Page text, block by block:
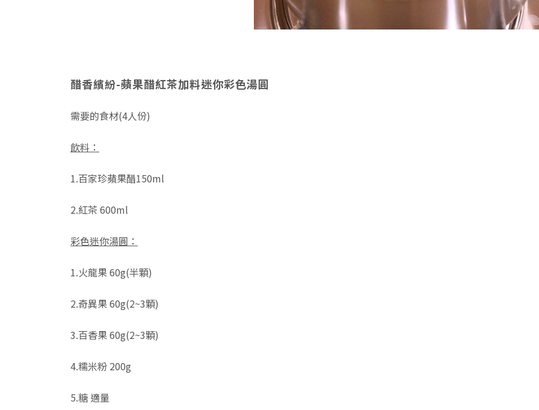
醋香繽紛-蘋果醋紅茶加料迷你彩色湯圓
需要的食材(4人份)
飲料：
1.百家珍蘋果醋150ml
2.紅茶 600ml
彩色迷你湯圓：
1.火龍果 60g(半顆)
2.奇異果 60g(2~3顆)
3.百香果 60g(2~3顆)
4.糯米粉 200g
5.糖 適量